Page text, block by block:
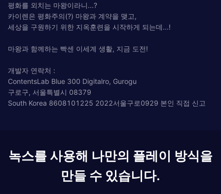
평화를 외치는 마왕이라니...?
카이렌은 평화주의(?) 마왕과 계약을 맺고,
세상을 구원하기 위한 지옥훈련을 시작하게 되는데...!
마왕과 함께하는 빡센 이세계 생활, 지금 도전!
개발자 연락처 :
ContentsLab Blue 300 Digitalro, Gurogu
구로구, 서울특별시 08379
South Korea 8608101225 2022서울구로0929 본인 직접 신고
녹스를 사용해 나만의 플레이 방식을
만들 수 있습니다.